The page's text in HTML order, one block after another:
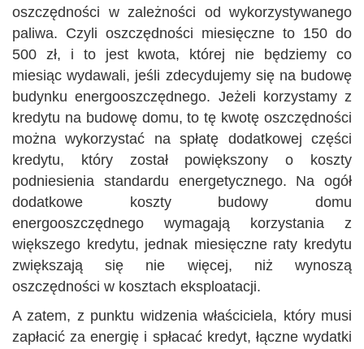
oszczędności w zależności od wykorzystywanego
paliwa. Czyli oszczędności miesięczne to 150 do
500 zł, i to jest kwota, której nie będziemy co
miesiąc wydawali, jeśli zdecydujemy się na budowę
budynku energooszczędnego. Jeżeli korzystamy z
kredytu na budowę domu, to tę kwotę oszczędności
można wykorzystać na spłatę dodatkowej części
kredytu, który został powiększony o koszty
podniesienia standardu energetycznego. Na ogół
dodatkowe koszty budowy domu
energooszczędnego wymagają korzystania z
większego kredytu, jednak miesięczne raty kredytu
zwiększają się nie więcej, niż wynoszą
oszczędności w kosztach eksploatacji.
A zatem, z punktu widzenia właściciela, który musi
zapłacić za energię i spłacać kredyt, łączne wydatki